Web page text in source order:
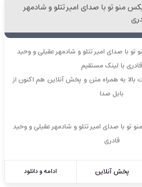
منو تو با صدای امیر تتلو و شادمهر
تو با صدای امیر تتلو و شادمهر عقیلی و وحید
قادری با لینک مستقیم
بالا به همراه متن و پخش آنلاین هم اکنون از
بابل صدا
پخش آنلاین ادامه و دانلود